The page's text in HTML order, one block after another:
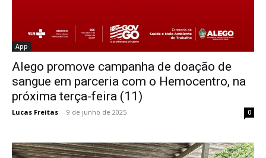
App
Alego promove campanha de doação de
sangue em parceria com o Hemocentro, na
próxima terça-feira (11)
Lucas Freitas - 9 de junho de 2025 0